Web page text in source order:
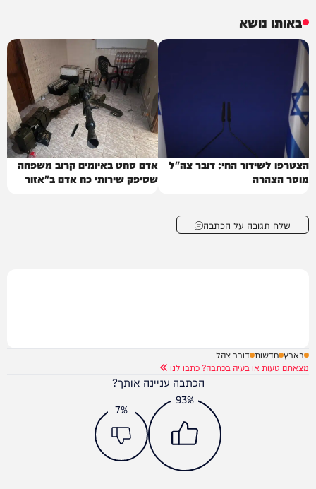
באותו נושא
הצטרפו לשידור החי: דובר צה"ל
מוסר הצהרה
אדם סחט באיומים קרוב משפחה
שסיפק שירותי כח אדם ב"אזור
שלח תגובה על הכתבה
בארץ חדשות דובר צהל
מצאתם טעות או בעיה בכתבה? כתבו לנו
הכתבה עניינה אותך?
93%
7%